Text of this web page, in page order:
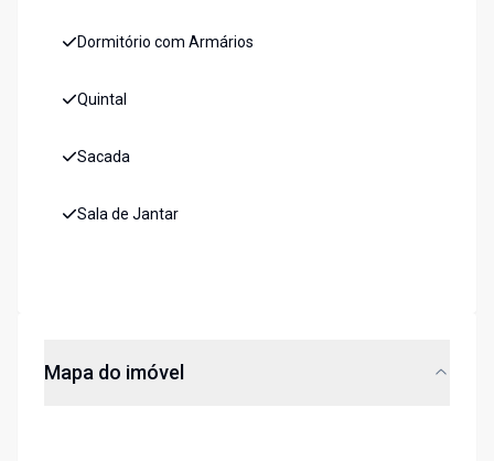
Dormitório com Armários
Quintal
Sacada
Sala de Jantar
Mapa do imóvel